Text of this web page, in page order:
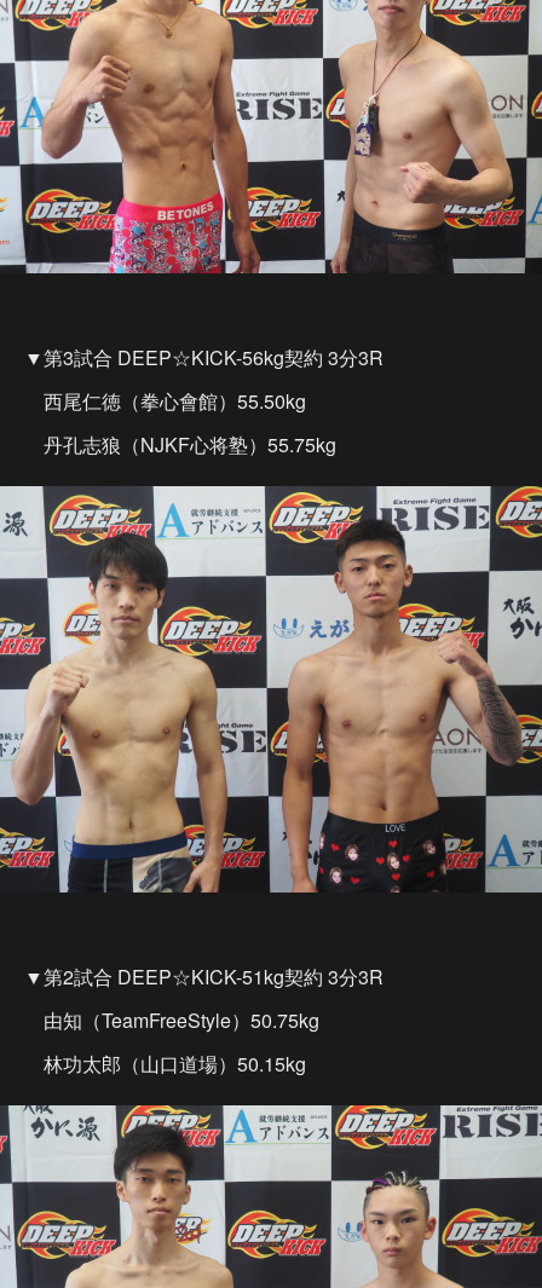
▼第3試合 DEEP☆KICK-56kg契約 3分3R
西尾仁徳（拳心會館）55.50kg
丹孔志狼（NJKF心将塾）55.75kg
▼第2試合 DEEP☆KICK-51kg契約 3分3R
由知（TeamFreeStyle）50.75kg
林功太郎（山口道場）50.15kg